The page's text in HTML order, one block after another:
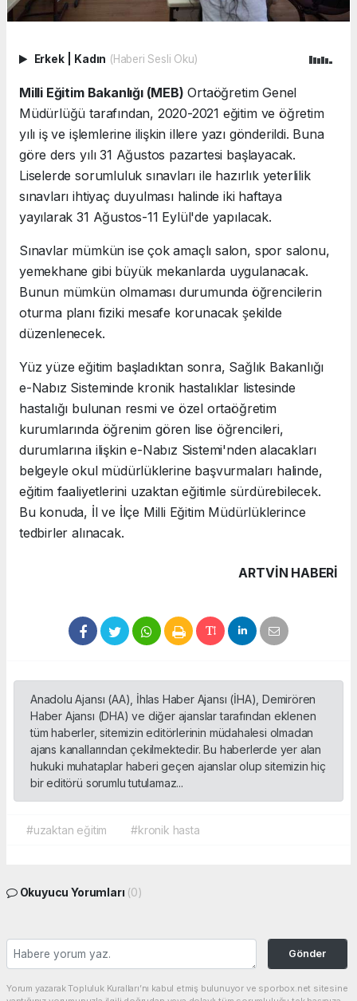
Erkek Kadın (Haberi Sesli Oku)
Milli Eğitim Bakanlığı (MEB) Ortaöğretim Genel
Müdürlüğü tarafından, 2020-2021 eğitim ve öğretim
yılı iş ve işlemlerine ilişkin illere yazı gönderildi. Buna
göre ders yılı 31 Ağustos pazartesi başlayacak.
Liselerde sorumluluk sınavları ile hazırlık yeterlilik
sınavları ihtiyaç duyulması halinde iki haftaya
yayılarak 31 Ağustos-11 Eylül'de yapılacak.
Sınavlar mümkün ise çok amaçlı salon, spor salonu,
yemekhane gibi büyük mekanlarda uygulanacak.
Bunun mümkün olmaması durumunda öğrencilerin
oturma planı fiziki mesafe korunacak şekilde
düzenlenecek.
Yüz yüze eğitim başladıktan sonra, Sağlık Bakanlığı
e-Nabız Sisteminde kronik hastalıklar listesinde
hastalığı bulunan resmi ve özel ortaöğretim
kurumlarında öğrenim gören lise öğrencileri,
durumlarına ilişkin e-Nabız Sistemi'nden alacakları
belgeyle okul müdürlüklerine başvurmaları halinde,
eğitim faaliyetlerini uzaktan eğitimle sürdürebilecek.
Bu konuda, İl ve İlçe Milli Eğitim Müdürlüklerince
tedbirler alınacak.
ARTVIN HABERİ
Anadolu Ajansı (AA), İhlas Haber Ajansı (İHA), Demirören
Haber Ajansı (DHA) ve diğer ajanslar tarafından eklenen
tüm haberler, sitemizin editörlerinin müdahalesi olmadan
ajans kanallarından çekilmektedir. Bu haberlerde yer alan
hukuki muhataplar haberi geçen ajanslar olup sitemizin hiç
bir editörü sorumlu tutulamaz...
#uzaktan eğitim #kronik hasta
Okuyucu Yorumları (0)
Gönder
Yorum yazarak Topluluk Kuralları’nı kabul etmiş bulunuyor ve sporbox.net sitesine